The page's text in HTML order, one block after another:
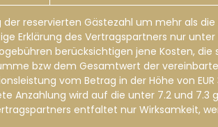
der reservierten Gästezahl um mehr als
Erklärung des Vertragspartners nur
berücksichtigen jene Kosten,
bzw dem Gesamtwert der
vom Betrag in der Höhe von
Anzahlung wird auf die unter 7.2 und
entfaltet nur Wirksamkeit,